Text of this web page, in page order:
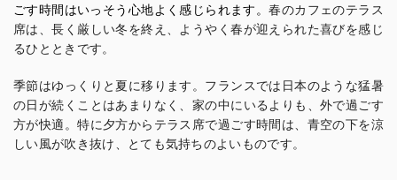
ごす時間はいっそう心地よく感じられます。春のカフェのテラス
席は、長く厳しい冬を終え、ようやく春が迎えられた喜びを感じ
るひとときです。
季節はゆっくりと夏に移ります。フランスでは日本のような猛暑
の日が続くことはあまりなく、家の中にいるよりも、外で過ごす
方が快適。特に夕方からテラス席で過ごす時間は、青空の下を涼
しい風が吹き抜け、とても気持ちのよいものです。